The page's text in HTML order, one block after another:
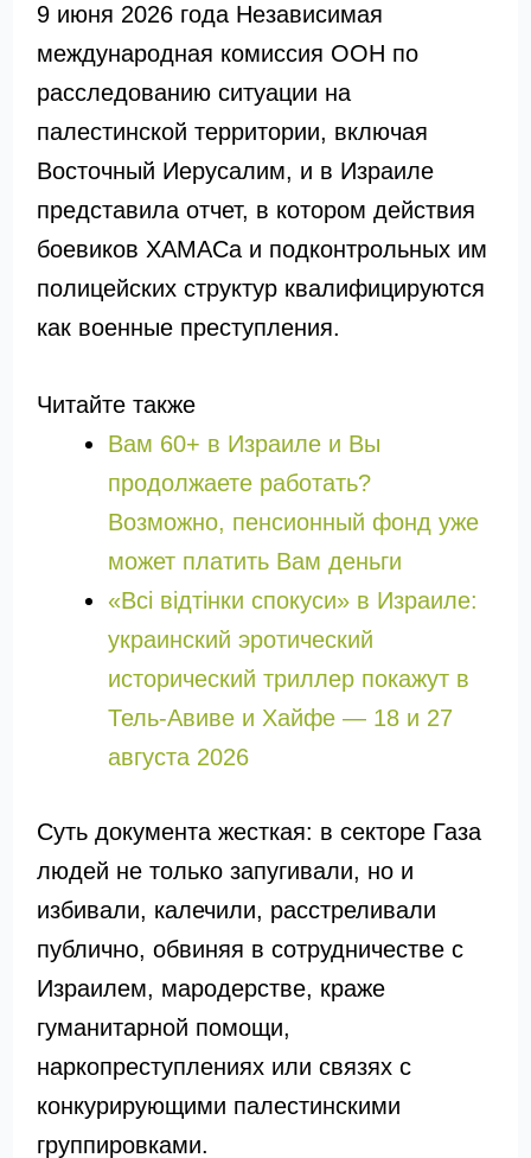
9 июня 2026 года Независимая
международная комиссия ООН по
расследованию ситуации на
палестинской территории, включая
Восточный Иерусалим, и в Израиле
представила отчет, в котором действия
боевиков ХАМАСа и подконтрольных им
полицейских структур квалифицируются
как военные преступления.
Читайте также
Вам 60+ в Израиле и Вы
продолжаете работать?
Возможно, пенсионный фонд уже
может платить Вам деньги
«Всі відтінки спокуси» в Израиле:
украинский эротический
исторический триллер покажут в
Тель-Авиве и Хайфе — 18 и 27
августа 2026
Суть документа жесткая: в секторе Газа
людей не только запугивали, но и
избивали, калечили, расстреливали
публично, обвиняя в сотрудничестве с
Израилем, мародерстве, краже
гуманитарной помощи,
наркопреступлениях или связях с
конкурирующими палестинскими
группировками.